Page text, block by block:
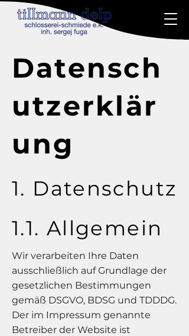
Datensch
utzerklär
ung
1. Datenschutz
1.1. Allgemein
Wir verarbeiten Ihre Daten
ausschließlich auf Grundlage der
gesetzlichen Bestimmungen
gemäß DSGVO, BDSG und TDDDG.
Der im Impressum genannte
Betreiber der Website ist